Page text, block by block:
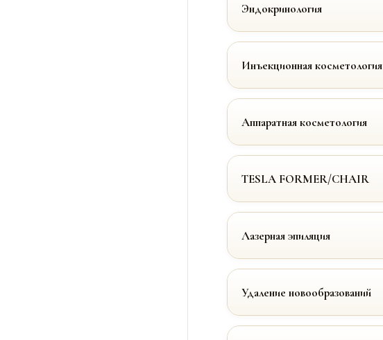
Эндокринология
Инъекционная косметология
Аппаратная косметология
TESLA FORMER/CHAIR
Лазерная эпиляция
Удаление новообразований